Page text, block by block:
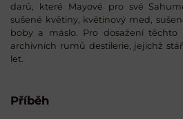
darů, které Mayové pro své
sušené květiny, květinový med,
boby a máslo. Pro dosažení
archivních rumů destilerie, jejichž
let.
Příběh